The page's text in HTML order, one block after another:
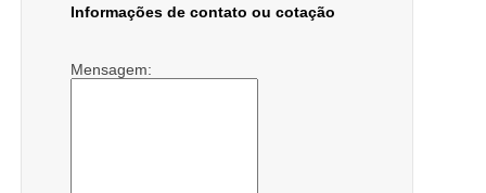
Informações de contato ou cotação
Mensagem: